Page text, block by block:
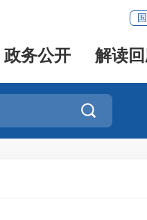
政务公开 解读
